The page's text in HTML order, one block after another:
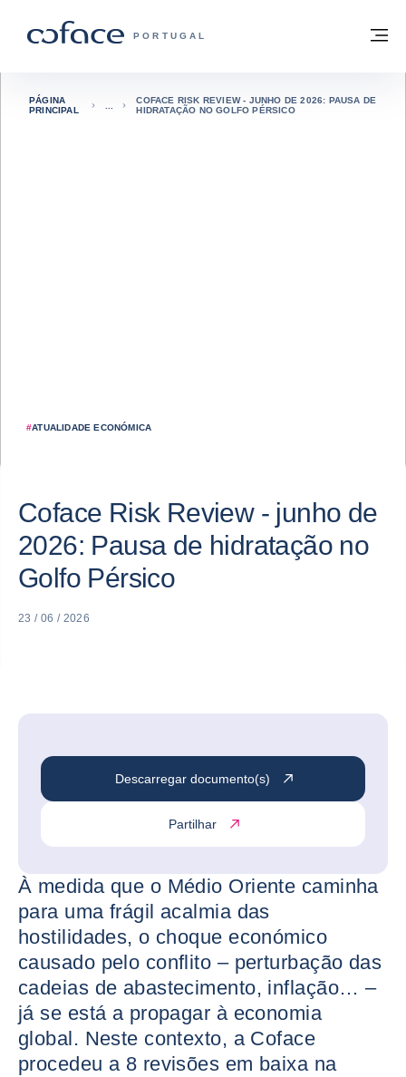
COFACE FOR TRADE - HOMEPAGE DO
PORTUGAL
Voltar à página principal
#ATUALIDADE ECONÓMICA
PÁGINA
PRINCIPAL
COFACE RISK REVIEW - JUNHO DE 2026: PAUSA DE
HIDRATAÇÃO NO GOLFO PÉRSICO
Coface Risk Review - junho de
2026: Pausa de hidratação no
Golfo Pérsico
23 / 06 / 2026
Descarregar documento(s)
Partilhar
À medida que o Médio Oriente caminha
para uma frágil acalmia das
hostilidades, o choque económico
causado pelo conflito – perturbação das
cadeias de abastecimento, inflação… –
já se está a propagar à economia
global. Neste contexto, a Coface
procedeu a 8 revisões em baixa na